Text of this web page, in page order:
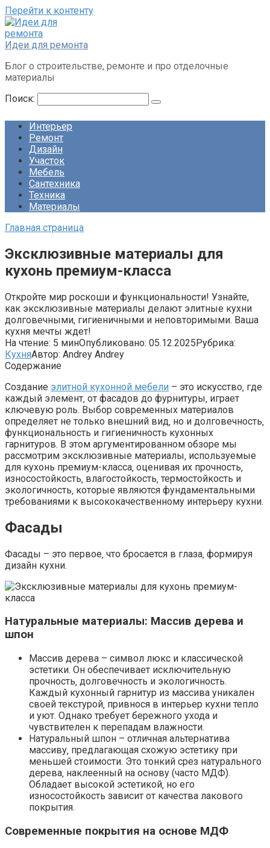
Перейти к контенту
Идеи для ремонта
Блог о строительстве, ремонте и про отделочные
материалы
Поиск:
Интерьер
Ремонт
Дизайн
Участок
Мебель
Сантехника
Техника
Материалы
Главная страница
Эксклюзивные материалы для
кухонь премиум-класса
Откройте мир роскоши и функциональности! Узнайте,
как эксклюзивные материалы делают элитные кухни
долговечными, гигиеничными и неповторимыми. Ваша
кухня мечты ждет!
На чтение: 5 минОпубликовано: 05.12.2025Рубрика:
КухняАвтор: Andrey Andrey
Содержание
Создание элитной кухонной мебели – это искусство‚ где
каждый элемент‚ от фасадов до фурнитуры‚ играет
ключевую роль. Выбор современных материалов
определяет не только внешний вид‚ но и долговечность‚
функциональность и гигиеничность кухонных
гарнитуров. В этом аргументированном обзоре мы
рассмотрим эксклюзивные материалы‚ используемые
для кухонь премиум-класса‚ оценивая их прочность‚
износостойкость‚ влагостойкость‚ термостойкость и
экологичность‚ которые являются фундаментальными
требованиями к высококачественному интерьеру кухни.
Фасады
Фасады – это первое‚ что бросается в глаза‚ формируя
дизайн кухни.
Натуральные материалы: Массив дерева и
шпон
Массив дерева – символ люкс и классической
эстетики. Он обеспечивает исключительную
прочность‚ долговечность и экологичность.
Каждый кухонный гарнитур из массива уникален
своей текстурой‚ привнося в интерьер кухни тепло
и уют. Однако требует бережного ухода и
чувствителен к перепадам влажности.
Натуральный шпон – отличная альтернатива
массиву‚ предлагающая схожую эстетику при
меньшей стоимости. Это тонкий срез натурального
дерева‚ наклеенный на основу (часто МДФ).
Обладает высокой эстетикой‚ но его
износостойкость зависит от качества лакового
покрытия.
Современные покрытия на основе МДФ